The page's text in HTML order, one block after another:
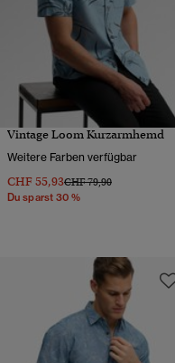
Vintage Loom Kurzarmhemd
Weitere Farben verfügbar
CHF 55,93Preis wurde reduziert von
CHF 79,90bis
Du sparst 30 %